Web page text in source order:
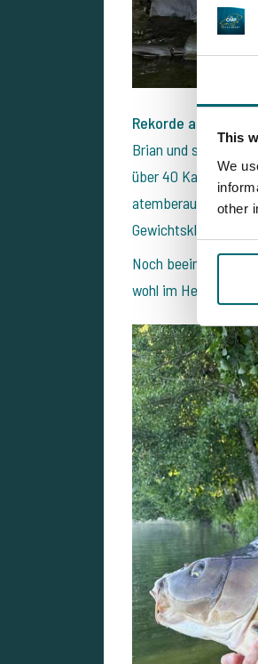
This
We
other
Rekorde auf Platz
Brian und sein Vater
über 40 Karpfen,
atemberaubenden
Gewichtsklasse
Noch
wohl im Herbst